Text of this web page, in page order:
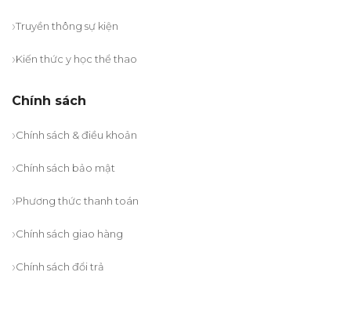
Truyền thông sự kiện
Kiến thức y học thể thao
Chính sách
Chính sách & điều khoản
Chính sách bảo mật
Phương thức thanh toán
Chính sách giao hàng
Chính sách đổi trả